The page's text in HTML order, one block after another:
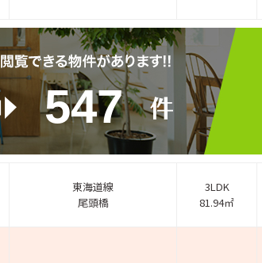
547
東海道線
尾頭橋
3LDK
81.94㎡